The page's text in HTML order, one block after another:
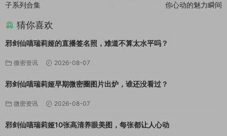
子系列合集
你心动的魅力瞬间
猜你喜欢
邪剑仙喵瑞莉娅的直播签名照，难道不算太水平吗？
微密资讯 2026-08-07
邪剑仙喵瑞莉娅早期微密圈图片出炉，谁还没看过？
微密资讯 2026-08-07
邪剑仙喵瑞莉娅10张高清养眼美图，每张都让人心动